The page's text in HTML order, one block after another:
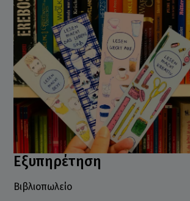
Εξυπηρέτηση
Βιβλιοπωλείο